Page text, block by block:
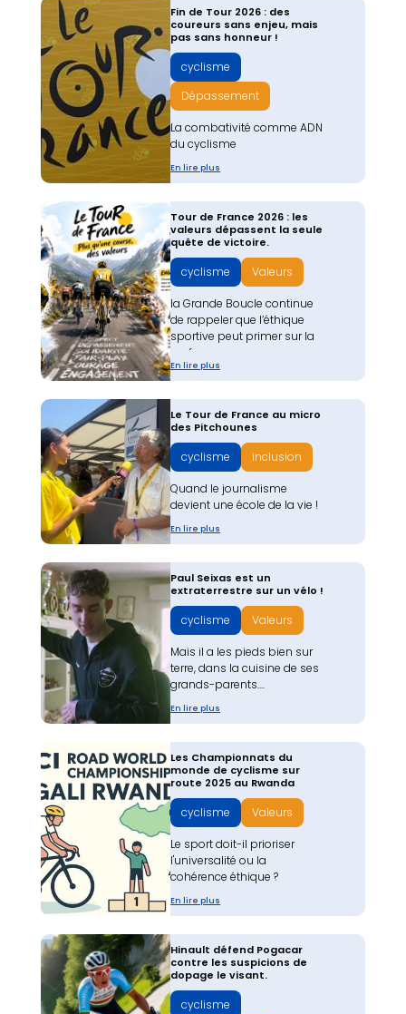
Fin de Tour 2026 : des
coureurs sans enjeu, mais
pas sans honneur !
cyclisme
Dépassement
La combativité comme ADN
du cyclisme
En lire plus
Tour de France 2026 : les
valeurs dépassent la seule
quête de victoire.
cyclisme Valeurs
la Grande Boucle continue
de rappeler que l’éthique
sportive peut primer sur la
performance pure.
En lire plus
Le Tour de France au micro
des Pitchounes
cyclisme inclusion
Quand le journalisme
devient une école de la vie !
En lire plus
Paul Seixas est un
extraterrestre sur un vélo !
cyclisme Valeurs
Mais il a les pieds bien sur
terre, dans la cuisine de ses
grands-parents....
En lire plus
Les Championnats du
monde de cyclisme sur
route 2025 au Rwanda
cyclisme Valeurs
Le sport doit-il prioriser
l'universalité ou la
cohérence éthique ?
En lire plus
Hinault défend Pogacar
contre les suspicions de
dopage le visant.
cyclisme